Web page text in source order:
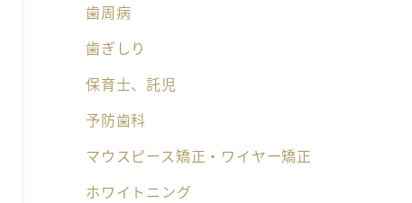
歯周病
歯ぎしり
保育士、託児
予防歯科
マウスピース矯正・ワイヤー矯正
ホワイトニング